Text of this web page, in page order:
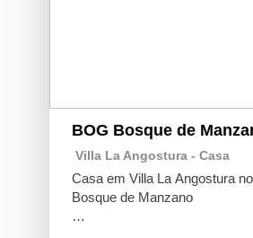
Gracias Erika por tus
Esperamos volverte a
Saludos!
BOG Bosque de
Villa La Angostura - Casa
Casa em Villa La Angostura
Bosque de Manzano